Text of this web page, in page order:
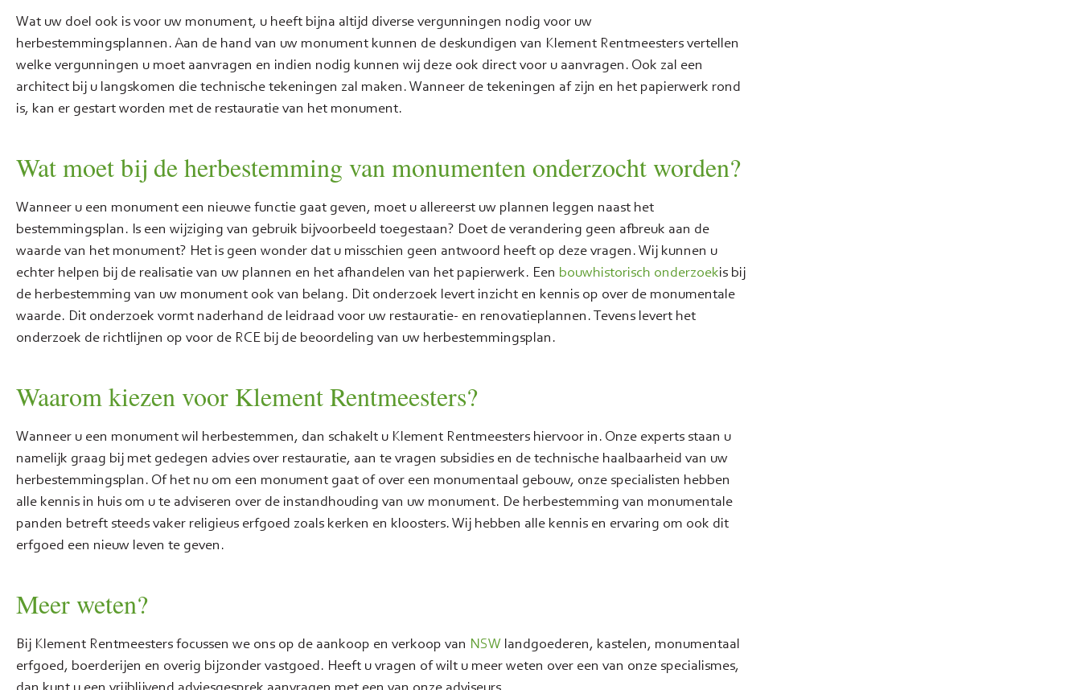
Wat uw doel ook is voor uw monument, u heeft bijna altijd diverse vergunningen nodig voor uw
herbestemmingsplannen. Aan de hand van uw monument kunnen de deskundigen van Klement Rentmeesters vertellen
welke vergunningen u moet aanvragen en indien nodig kunnen wij deze ook direct voor u aanvragen. Ook zal een
architect bij u langskomen die technische tekeningen zal maken. Wanneer de tekeningen af zijn en het papierwerk rond
is, kan er gestart worden met de restauratie van het monument.
Wat moet bij de herbestemming van monumenten onderzocht worden?
Wanneer u een monument een nieuwe functie gaat geven, moet u allereerst uw plannen leggen naast het
bestemmingsplan. Is een wijziging van gebruik bijvoorbeeld toegestaan? Doet de verandering geen afbreuk aan de
waarde van het monument? Het is geen wonder dat u misschien geen antwoord heeft op deze vragen. Wij kunnen u
echter helpen bij de realisatie van uw plannen en het afhandelen van het papierwerk. Een bouwhistorisch onderzoekis bij
de herbestemming van uw monument ook van belang. Dit onderzoek levert inzicht en kennis op over de monumentale
waarde. Dit onderzoek vormt naderhand de leidraad voor uw restauratie- en renovatieplannen. Tevens levert het
onderzoek de richtlijnen op voor de RCE bij de beoordeling van uw herbestemmingsplan.
Waarom kiezen voor Klement Rentmeesters?
Wanneer u een monument wil herbestemmen, dan schakelt u Klement Rentmeesters hiervoor in. Onze experts staan u
namelijk graag bij met gedegen advies over restauratie, aan te vragen subsidies en de technische haalbaarheid van uw
herbestemmingsplan. Of het nu om een monument gaat of over een monumentaal gebouw, onze specialisten hebben
alle kennis in huis om u te adviseren over de instandhouding van uw monument. De herbestemming van monumentale
panden betreft steeds vaker religieus erfgoed zoals kerken en kloosters. Wij hebben alle kennis en ervaring om ook dit
erfgoed een nieuw leven te geven.
Meer weten?
Bij Klement Rentmeesters focussen we ons op de aankoop en verkoop van NSW landgoederen, kastelen, monumentaal
erfgoed, boerderijen en overig bijzonder vastgoed. Heeft u vragen of wilt u meer weten over een van onze specialismes,